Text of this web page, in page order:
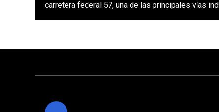
carretera federal 57, una de las principales vías